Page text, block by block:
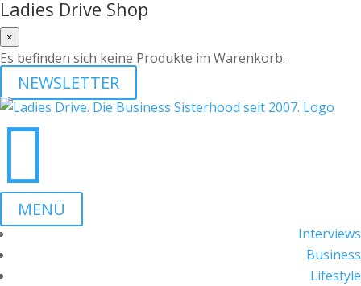
Ladies Drive Shop
×
Es befinden sich keine Produkte im Warenkorb.
NEWSLETTER

MENÜ
Interviews
Business
Lifestyle